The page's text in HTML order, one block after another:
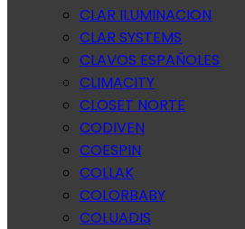
CLAR ILUMINACION
CLAR SYSTEMS
CLAVOS ESPAÑOLES
CLIMACITY
CLOSET NORTE
CODIVEN
COESPIN
COLLAK
COLORBABY
COLUADIS